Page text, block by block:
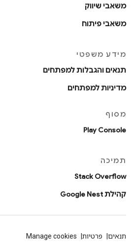
משאבי שיווק
משאבי פיתוח
מידע משפטי
תנאים והגבלות למפתחים
מדיניות למפתחים
מסוף
Play Console
תמיכה
Stack Overflow
קהילת Google Nest
תנאים פרטיות Manage cookies